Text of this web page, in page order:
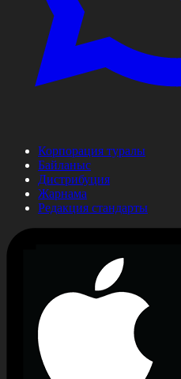
Корпорация туралы
Байланыс
Дистрибуция
Жарнама
Редакция стандарты